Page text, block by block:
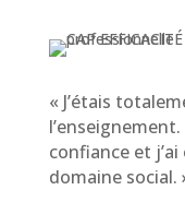
« J’étais
l’enseignement.
confiance et
domaine social.